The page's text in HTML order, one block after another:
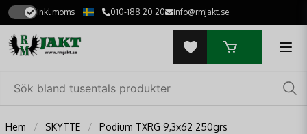
Inkl.moms 010-188 20 20 info@rmjakt.se
Hem SKYTTE Podium TXRG 9,3x62 250grs